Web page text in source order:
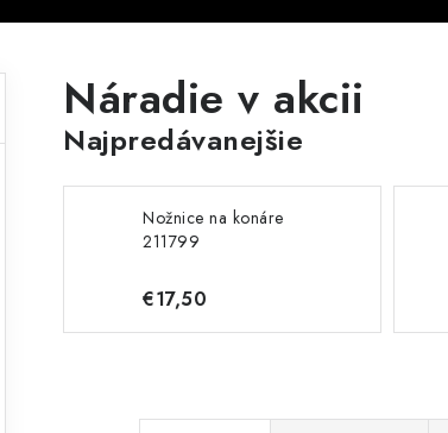
Náradie v akcii
Najpredávanejšie
Nožnice na konáre
211799
€17,50